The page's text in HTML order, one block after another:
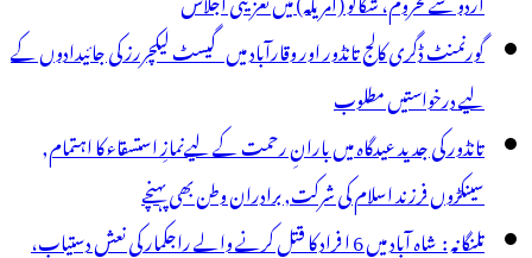
شرکتگورنمنٹ ڈگری کالج تانڈور اور وقارآباد میں گیسٹ لیکچررز کی جائیدادوں کے
لیے درخواستیں مطلوب
تانڈور کی جدید عیدگاہ میں بارانِ رحمت کے لیےنمازِ استسقاء کا اہتمام,
سینکڑوں فرزند اسلام کی شرکت, برادران وطن بھی پہنچے
تلنگانہ : شاہ آباد میں 6 ا فراد کا قتل کرنے والے راجکمار کی نعش دستیاب،